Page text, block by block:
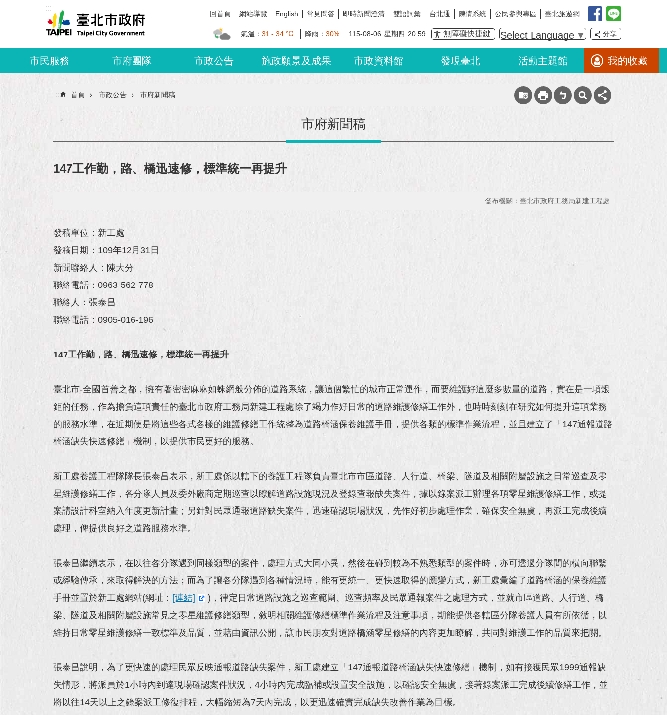
跳到主要內容區塊
:::
回首頁 網站導覽 English 常見問答 即時新聞澄清 雙語詞彙 台北通 陳情系統 公民參與專區 臺北旅遊網
氣溫： 31 - 34 ℃ 降雨： 30% 115-08-06 星期四 20:59 無障礙快捷鍵 Select Language ▼ 分享
市民服務 市府團隊 市政公告 施政願景及成果 市政資料館 發現臺北 活動主題館 我的收藏
::: 首頁 市政公告 市府新聞稿
市府新聞稿
147工作勤，路、橋迅速修，標準統一再提升
發布機關：臺北市政府工務局新建工程處
發稿單位：新工處
發稿日期：109年12月31日
新聞聯絡人：陳大分
聯絡電話：0963-562-778
聯絡人：張泰昌
聯絡電話：0905-016-196
147工作勤，路、橋迅速修，標準統一再提升
臺北市-全國首善之都，擁有著密密麻麻如蛛網般分佈的道路系統，讓這個繁忙的城市正常運作，而要維護好這麼多數量的道路，實在是一項艱
鉅的任務，作為擔負這項責任的臺北市政府工務局新建工程處除了竭力作好日常的道路維護修繕工作外，也時時刻刻在研究如何提升這項業務
的服務水準，在近期便是將這些各式各樣的維護修繕工作統整為道路橋涵保養維護手冊，提供各類的標準作業流程，並且建立了「147通報道路
橋涵缺失快速修繕」機制，以提供市民更好的服務。
新工處養護工程隊隊長張泰昌表示，新工處係以轄下的養護工程隊負責臺北市市區道路、人行道、橋梁、隧道及相關附屬設施之日常巡查及零
星維護修繕工作，各分隊人員及委外廠商定期巡查以瞭解道路設施現況及登錄查報缺失案件，據以錄案派工辦理各項零星維護修繕工作，或提
案請設計科室納入年度更新計畫；另針對民眾通報道路缺失案件，迅速確認現場狀況，先作好初步處理作業，確保安全無虞，再派工完成後續
處理，俾提供良好之道路服務水準。
張泰昌繼續表示，在以往各分隊遇到同樣類型的案件，處理方式大同小異，然後在碰到較為不熟悉類型的案件時，亦可透過分隊間的橫向聯繫
或經驗傳承，來取得解決的方法；而為了讓各分隊遇到各種情況時，能有更統一、更快速取得的應變方式，新工處彙編了道路橋涵的保養維護
手冊並置於新工處網站(網址： [連結]
)，律定日常道路設施之巡查範圍、巡查頻率及民眾通報案件之處理方式，並就市區道路、人行道、橋
梁、隧道及相關附屬設施常見之零星維護修繕類型，敘明相關維護修繕標準作業流程及注意事項，期能提供各轄區分隊養護人員有所依循，以
維持日常零星維護修繕一致標準及品質，並藉由資訊公開，讓市民朋友對道路橋涵零星修繕的內容更加瞭解，共同對維護工作的品質來把關。
張泰昌說明，為了更快速的處理民眾反映通報道路缺失案件，新工處建立「147通報道路橋涵缺失快速修繕」機制，如有接獲民眾1999通報缺
失情形，將派員於1小時內到達現場確認案件狀況，4小時內完成臨補或設置安全設施，以確認安全無虞，接著錄案派工完成後續修繕工作，並
將以往14天以上之錄案派工修復排程，大幅縮短為7天內完成，以更迅速確實完成缺失改善作業為目標。